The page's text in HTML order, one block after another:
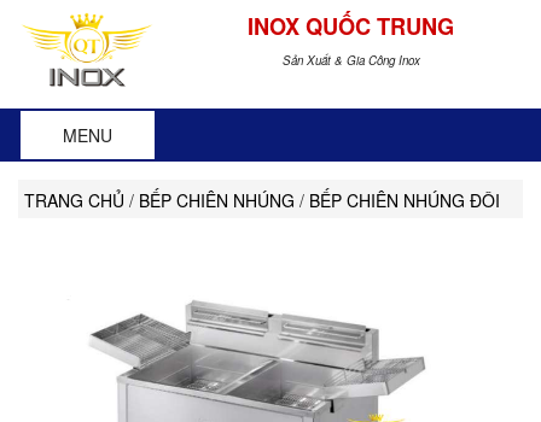
INOX QUỐC TRUNG
Sản Xuất & Gia Công Inox
MENU
TRANG CHỦ / BẾP CHIÊN NHÚNG / BẾP CHIÊN NHÚNG ĐÔI